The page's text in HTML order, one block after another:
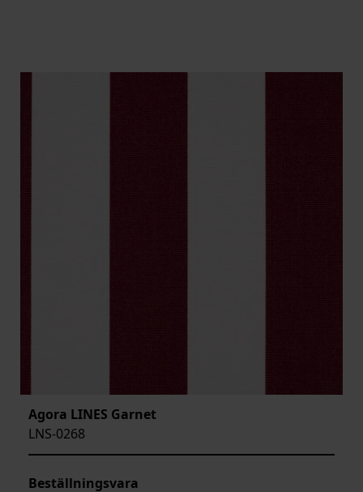
Agora LINES Garnet
LNS-0268
Beställningsvara